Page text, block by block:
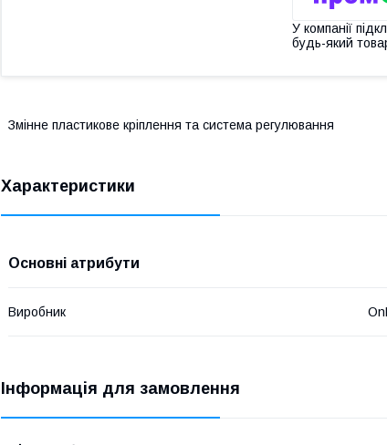
У компанії
будь-який
Змінне пластикове кріплення та система регулювання
Характеристики
Основні атрибути
Виробник
Інформація для замовлення